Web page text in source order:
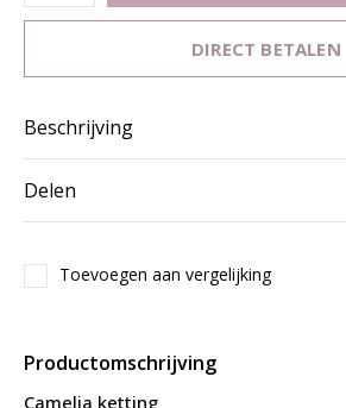
DIRECT BETALEN
Beschrijving
Delen
Toevoegen aan vergelijking
Productomschrijving
Camelia ketting